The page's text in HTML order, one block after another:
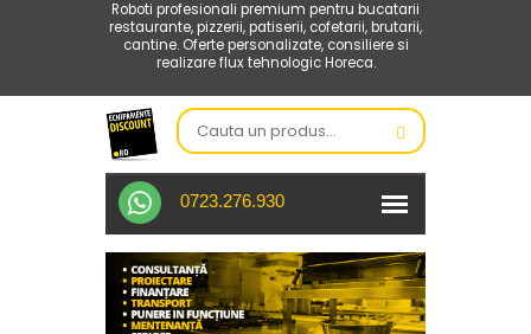
Roboti profesionali premium pentru bucatarii
restaurante, pizzerii, patiserii, cofetarii, brutarii,
cantine. Oferte personalizate, consiliere si
realizare flux tehnologic Horeca.
0723.276.930